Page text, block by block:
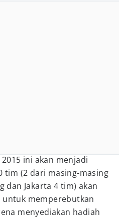
ini akan menjadi
tim (2 dari masing-masing
dan Jakarta 4 tim) akan
memperebutkan
menyediakan hadiah